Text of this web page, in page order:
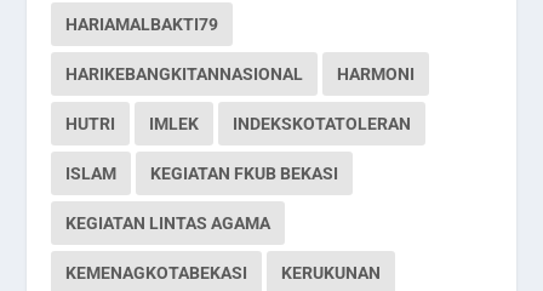
HARIAMALBAKTI79
HARIKEBANGKITANNASIONAL HARMONI
HUTRI IMLEK INDEKSKOTATOLERAN
ISLAM KEGIATAN FKUB BEKASI
KEGIATAN LINTAS AGAMA
KEMENAGKOTABEKASI KERUKUNAN